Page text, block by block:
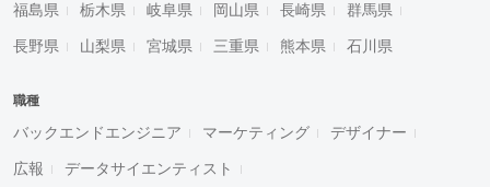
福島県 栃木県 岐阜県 岡山県 長崎県 群馬県
長野県 山梨県 宮城県 三重県 熊本県 石川県
職種
バックエンドエンジニア マーケティング デザイナー
広報 データサイエンティスト